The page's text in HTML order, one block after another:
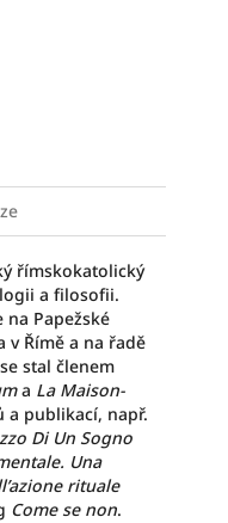
římskokatolický
a filosofii.
Papežské
v Římě a na řadě
stal členem
a La Maison-
a publikací, např.
Di Un Sogno
Una
rituale
Come se non.